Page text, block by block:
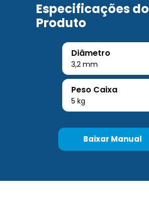
Especificações do
Produto
Diâmetro
3,2 mm
Peso Caixa
5 kg
Baixar Manual